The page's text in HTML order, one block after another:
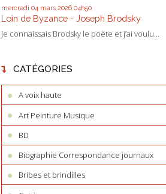
mercredi 04 mars 2026 04h50
Loin de Byzance - Joseph Brodsky
Je connaissais Brodsky le poète et j’ai voulu...
CATÉGORIES
A voix haute
Art Peinture Musique
BD
Biographie Correspondance journaux
Bribes et brindilles